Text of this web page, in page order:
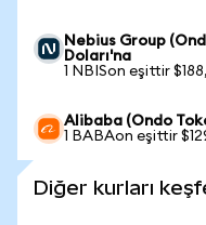
Nebius Group
Doları'na
1 NBISon eşittir
Alibaba (Ondo
1 BABAon eşittir
Diğer kurları